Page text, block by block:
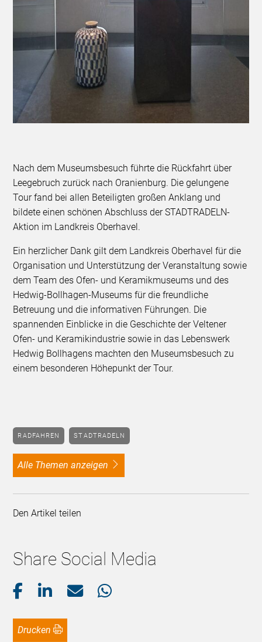
Nach dem Museumsbesuch führte die Rückfahrt über
Leegebruch zurück nach Oranienburg. Die gelungene
Tour fand bei allen Beteiligten großen Anklang und
bildete einen schönen Abschluss der STADTRADELN-
Aktion im Landkreis Oberhavel.
Ein herzlicher Dank gilt dem Landkreis Oberhavel für die
Organisation und Unterstützung der Veranstaltung sowie
dem Team des Ofen- und Keramikmuseums und des
Hedwig-Bollhagen-Museums für die freundliche
Betreuung und die informativen Führungen. Die
spannenden Einblicke in die Geschichte der Veltener
Ofen- und Keramikindustrie sowie in das Lebenswerk
Hedwig Bollhagens machten den Museumsbesuch zu
einem besonderen Höhepunkt der Tour.
RADFAHREN STADTRADELN
alle Themen anzeigen
Den Artikel teilen
Share Social Media
Drucken